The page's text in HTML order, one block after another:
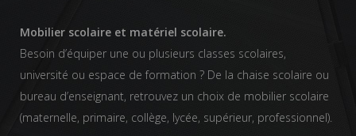
Mobilier scolaire et matériel scolaire.
Besoin d’équiper une ou plusieurs classes scolaires,
université ou espace de formation ? De la chaise scolaire ou
bureau d’enseignant, retrouvez un choix de mobilier scolaire
(maternelle, primaire, collège, lycée, supérieur, professionnel).